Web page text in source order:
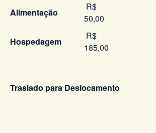
Alimentação
R$
50,00
Hospedagem
R$
185,00
Traslado para Deslocamento